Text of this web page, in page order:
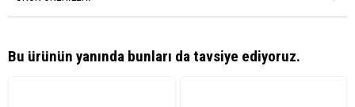
Bu ürünün yanında bunları da tavsiye ediyoruz.